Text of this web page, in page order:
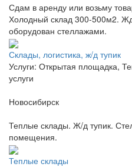
Сдам в аренду или возьму
Холодный склад 300-500м2. Жд
оборудован стеллажами.
Склады, логистика, ж/д тупик
Услуги: Открытая площадка,
услуги
Новосибирск
Теплые склады. Ж/д тупик.
помещения.
Теплые склады